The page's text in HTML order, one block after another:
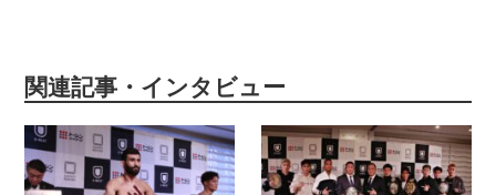
関連記事・インタビュー